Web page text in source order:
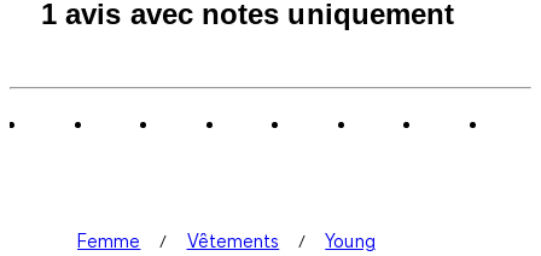
sur
1 avis avec notes uniquement
Femme Vêtements
Young